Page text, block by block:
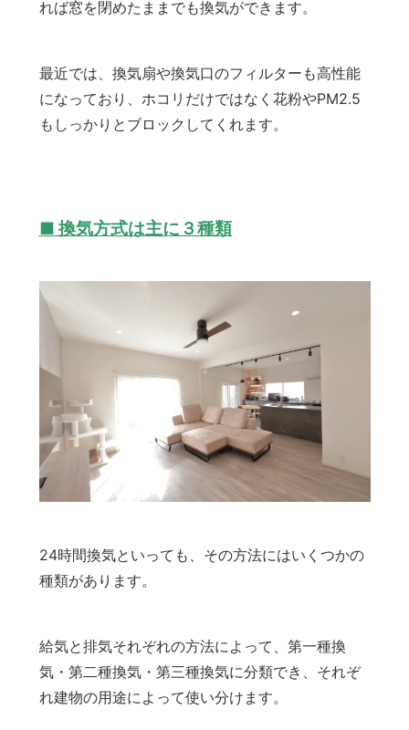
れば窓を閉めたままでも換気ができます。
最近では、換気扇や換気口のフィルターも高性能
になっており、ホコリだけではなく花粉やPM2.5
もしっかりとブロックしてくれます。
■ 換気方式は主に３種類
24時間換気といっても、その方法にはいくつかの
種類があります。
給気と排気それぞれの方法によって、第一種換
気・第二種換気・第三種換気に分類でき、それぞ
れ建物の用途によって使い分けます。